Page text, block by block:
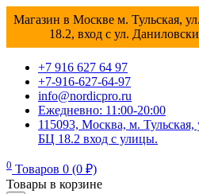
Магазин в Москве м. Тульская,
18.2, вход с ул.
+7 916 627 64 97
+7-916-627-64-97
info@nordicpro.ru
Ежедневно: 11:00-20:00
115093, Москва, м. Тульская,
БЦ 18.2 вход с улицы.
0 Товаров 0 (0 ₽)
Товары в корзине